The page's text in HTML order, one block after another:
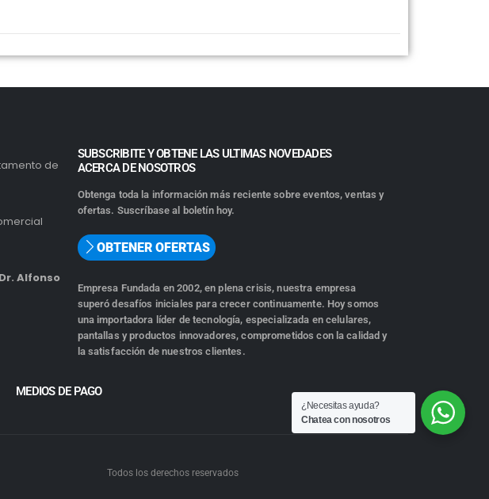
de
Dr. Alfonso
SUBSCRIBITE Y OBTENE LAS ULTIMAS NOVEDADES
ACERCA DE NOSOTROS
Obtenga toda la información más reciente sobre eventos, ventas y
ofertas. Suscríbase al boletín hoy.
OBTENER OFERTAS
Empresa Fundada en 2002, en plena crisis, nuestra empresa
superó desafíos iniciales para crecer continuamente. Hoy somos
una importadora líder de tecnología, especializada en celulares,
pantallas y productos innovadores, comprometidos con la calidad y
la satisfacción de nuestros clientes.
MEDIOS DE PAGO
Todos los derechos reservados
¿Necesitas ayuda?
Chatea con nosotros